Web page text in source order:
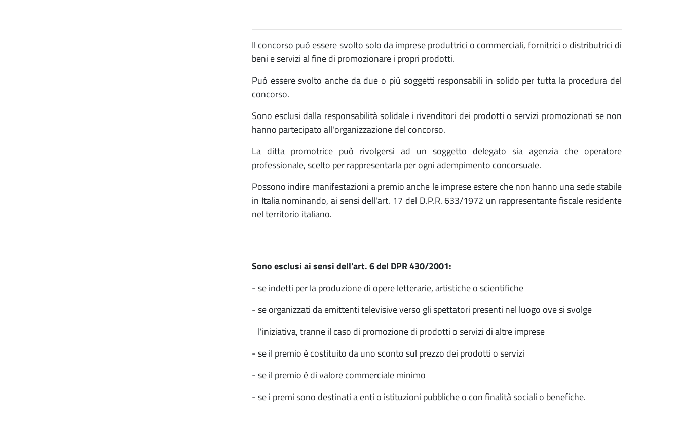
Il concorso può essere svolto solo da imprese produttrici o commerciali, fornitrici o distributrici di
beni e servizi al fine di promozionare i propri prodotti.
Può essere svolto anche da due o più soggetti responsabili in solido per tutta la procedura del
concorso.
Sono esclusi dalla responsabilità solidale i rivenditori dei prodotti o servizi promozionati se non
hanno partecipato all'organizzazione del concorso.
La ditta promotrice può rivolgersi ad un soggetto delegato sia agenzia che operatore
professionale, scelto per rappresentarla per ogni adempimento concorsuale.
Possono indire manifestazioni a premio anche le imprese estere che non hanno una sede stabile
in Italia nominando, ai sensi dell'art. 17 del D.P.R. 633/1972 un rappresentante fiscale residente
nel territorio italiano.
Sono esclusi ai sensi dell'art. 6 del DPR 430/2001:
- se indetti per la produzione di opere letterarie, artistiche o scientifiche
- se organizzati da emittenti televisive verso gli spettatori presenti nel luogo ove si svolge
l'iniziativa, tranne il caso di promozione di prodotti o servizi di altre imprese
- se il premio è costituito da uno sconto sul prezzo dei prodotti o servizi
- se il premio è di valore commerciale minimo
- se i premi sono destinati a enti o istituzioni pubbliche o con finalità sociali o benefiche.